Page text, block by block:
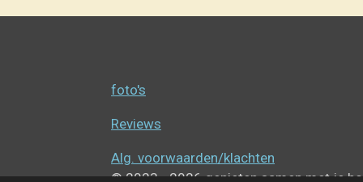
foto's
Reviews
Alg. voorwaarden/klachten
© 2023 - 2026 genieten samen met je